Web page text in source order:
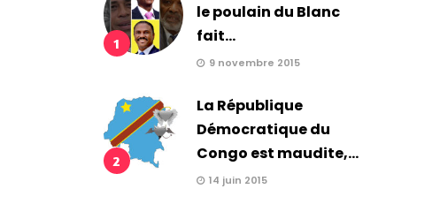
1
le poulain du Blanc
fait...
9 novembre 2015
2
La République
Démocratique du
Congo est maudite,...
14 juin 2015